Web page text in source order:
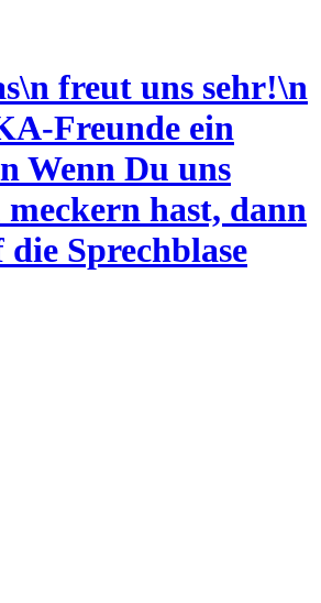
freut uns sehr!\n
Freunde ein
Wenn Du uns
hast, dann
Sprechblase